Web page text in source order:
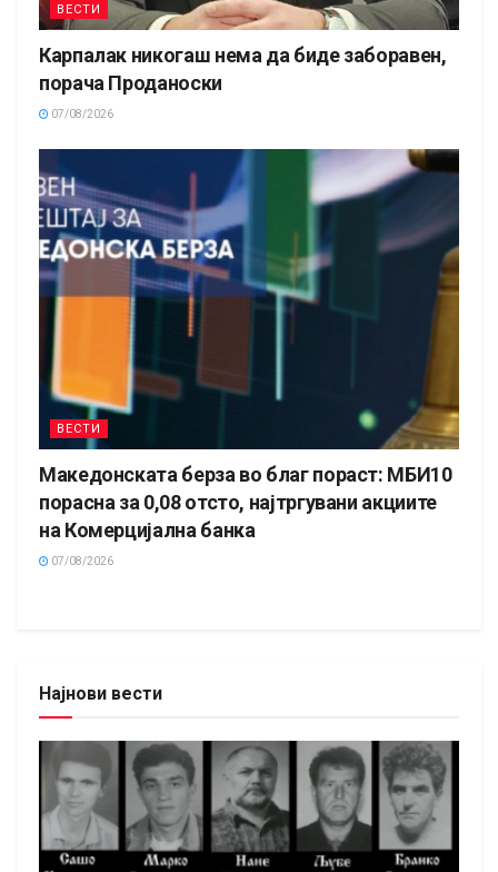
ВЕСТИ
Карпалак никогаш нема да биде заборавен,
порача Проданоски
07/08/2026
ВЕСТИ
Македонската берза во благ пораст: МБИ10
порасна за 0,08 отсто, најтргувани акциите
на Комерцијална банка
07/08/2026
Најнови вести